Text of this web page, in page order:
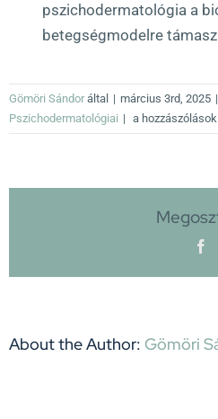
pszichodermatológia a
betegségmodelre
Gömöri Sándor által | március 3rd, 2025 |
Pszichodermatológiai | Fontos
a
bejegyzéshez
a
About the Author: Gömöri